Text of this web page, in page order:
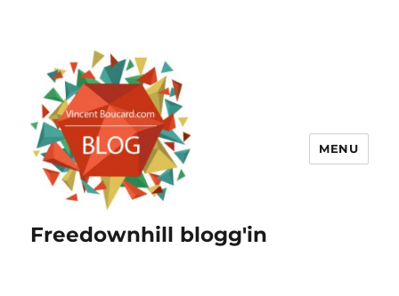
Freedownhill blogg'in
MENU